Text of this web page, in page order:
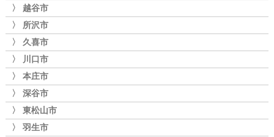
〉 越谷市
〉 所沢市
〉 久喜市
〉 川口市
〉 本庄市
〉 深谷市
〉 東松山市
〉 羽生市